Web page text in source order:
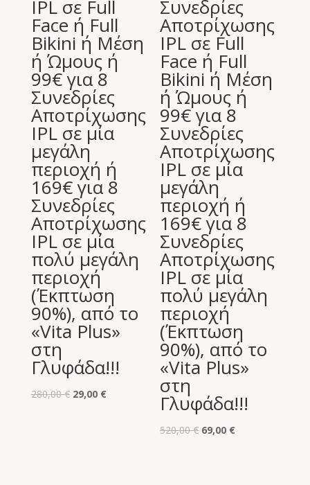
IPL σε Full
Face ή Full
Bikini ή Μέση
ή Ώμους ή
99€ για 8
Συνεδρίες
Αποτρίχωσης
IPL σε μία
μεγάλη
περιοχή ή
169€ για 8
Συνεδρίες
Αποτρίχωσης
IPL σε μία
πολύ μεγάλη
περιοχή
(Έκπτωση
90%), από το
«Vita Plus»
στη
Γλυφάδα!!!
280,00€ Original
29,00 €Η
Συνεδρίες
Αποτρίχωσης
IPL σε Full
Face ή Full
Bikini ή Μέση
ή Ώμους ή
99€ για 8
Συνεδρίες
Αποτρίχωσης
IPL σε μία
μεγάλη
περιοχή ή
169€ για 8
Συνεδρίες
Αποτρίχωσης
IPL σε μία
πολύ μεγάλη
περιοχή
(Έκπτωση
90%), από το
«Vita Plus»
στη
Γλυφάδα!!!
520,00€ Original
69,00 €